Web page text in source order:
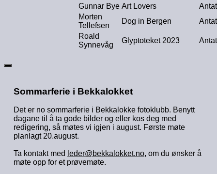
Gunnar Bye Art Lovers
Morten
Tellefsen
Dog in Bergen
Roald
Synnevåg
Glyptoteket 2023
Sommarferie i Bekkalokket
Det er no sommarferie i Bekkalokke fotoklubb. Benytt
dagane til å ta gode bilder og eller kos deg med
redigering, så møtes vi igjen i august. Første møte
planlagt 20.august.
Ta kontakt med leder@bekkalokket.no, om du ønsker å
møte opp for et prøvemøte.